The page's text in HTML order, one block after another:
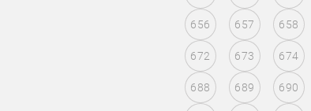
656 657 658
672 673 674
688 689 690